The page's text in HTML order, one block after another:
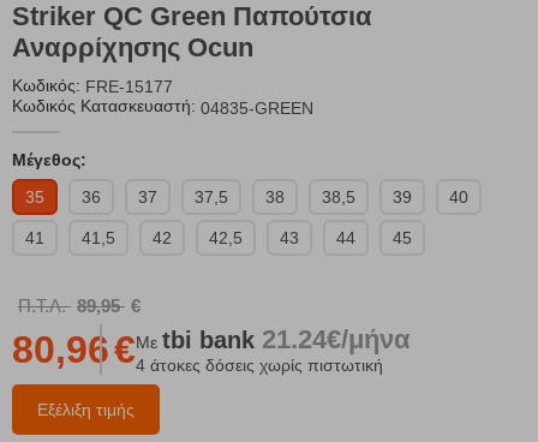
Striker QC Green Παπούτσια
Αναρρίχησης Ocun
Κωδικός: FRE-15177
Κωδικός Κατασκευαστή: 04835-GREEN
Μέγεθος:
35
36 37 37,5 38 38,5 39 40
41 41,5 42 42,5 43 44 45
Π.Τ.Λ. 89,95 €
Εξέλιξη τιμής
80,96€Με tbi bank 21.24€/μήνα
4 άτοκες δόσεις χωρίς πιστωτική